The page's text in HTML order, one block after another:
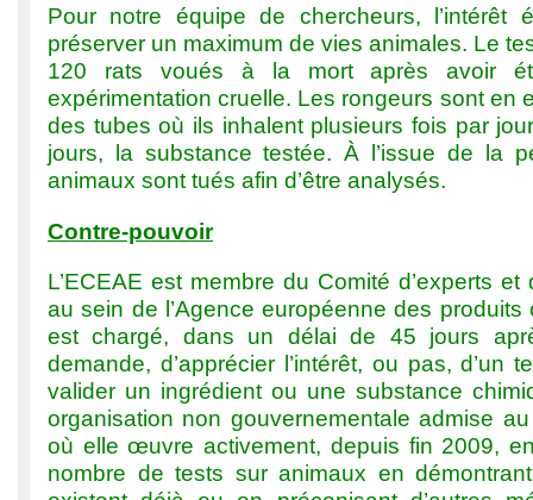
Pour notre équipe de chercheurs, l’intérêt
préserver un maximum de vies animales. Le
120 rats voués à la mort après avoir
expérimentation cruelle. Les rongeurs sont en
des tubes où ils inhalent plusieurs fois par
jours, la substance testée. À l’issue de la
animaux sont tués afin d’être analysés.
Contre-pouvoir
L’ECEAE est membre du Comité d’experts et
au sein de l’Agence européenne des produits
est chargé, dans un délai de 45 jours
demande, d’apprécier l’intérêt, ou pas, d’un
valider un ingrédient ou une substance
organisation non gouvernementale admise
où elle œuvre activement, depuis fin 2009,
nombre de tests sur animaux en